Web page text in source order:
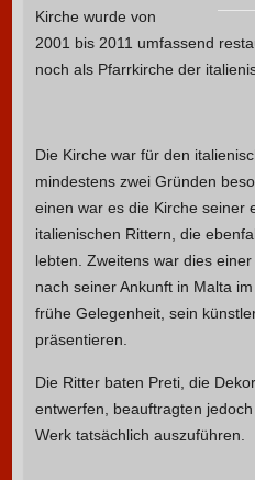
Kirche wurde von
2001 bis 2011 umfassend
noch als Pfarrkirche der
Die Kirche war für den
mindestens zwei Gründen
einen war es die Kirche seiner
italienischen Rittern, die
lebten. Zweitens war dies
nach seiner Ankunft in Malta
frühe Gelegenheit, sein
präsentieren.
Die Ritter baten Preti, die
entwerfen, beauftragten
Werk tatsächlich auszuführen.